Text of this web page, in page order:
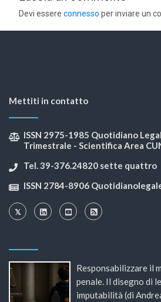
Devi essereconnesso per inviare un
Mettiti in contatto
ISSN 2975-1985 Quotidiano
Trimestrale - Scientifica Area
Tel. 39-376.24820 sette quattro
ISSN 2784-8906
Responsabilizzare il
penale. Il disegno di
imputabilità (di